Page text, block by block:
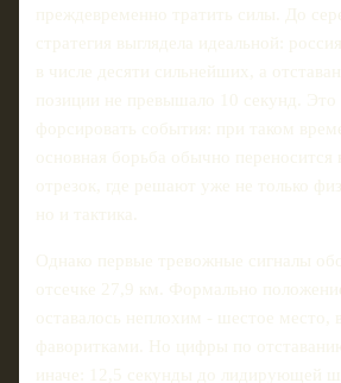
преждевременно тратить силы. До
стратегия выглядела идеальной:
в числе десяти сильнейших, а
позиции не превышало 10 секунд. Это
форсировать события: при таком
основная борьба обычно переносится
отрезок, где решают уже не только
но и тактика.
Однако первые тревожные сигналы
отсечке 27,9 км. Формально
оставалось неплохим - шестое место,
фаворитками. Но цифры по
иначе: 12,5 секунды до лидирующей